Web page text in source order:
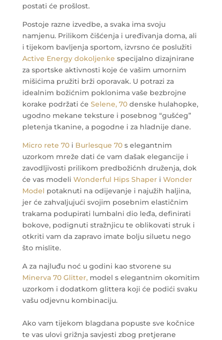
postati će prošlost.
Postoje razne izvedbe, a svaka ima svoju
namjenu. Prilikom čišćenja i uređivanja doma, ali
i tijekom bavljenja sportom, izvrsno će poslužiti
Active Energy dokoljenke specijalno dizajnirane
za sportske aktivnosti koje će vašim umornim
mišićima pružiti brži oporavak. U potrazi za
idealnim božićnim poklonima vaše bezbrojne
korake podržati će Selene, 70denske hulahopke,
ugodno mekane teksture i posebnog “gušćeg”
pletenja tkanine, a pogodne i za hladnije dane.
Micro rete 70i Burlesque 70s elegantnim
uzorkom mreže dati će vam dašak elegancije i
zavodljivosti prilikom predbožićnh druženja, dok
će vas modeli Wonderful Hips Shaperi Wonder
Model potaknuti na odijevanje i najužih haljina,
jer će zahvaljujući svojim posebnim elastičnim
trakama podupirati lumbalni dio leđa, definirati
bokove, podignuti stražnjicu te oblikovati struk i
otkriti vam da zapravo imate bolju siluetu nego
što mislite.
A za najluđu noć u godini kao stvorene su
Minerva 70 Glitter,model s elegantnim okomitim
uzorkom i dodatkom glittera koji će podići svaku
vašu odjevnu kombinaciju.
Ako vam tijekom blagdana popuste sve kočnice
te vas ulovi grižnja savjesti zbog pretjerane